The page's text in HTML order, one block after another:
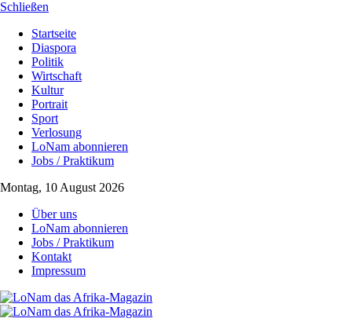
Schließen
Startseite
Diaspora
Politik
Wirtschaft
Kultur
Portrait
Sport
Verlosung
LoNam abonnieren
Jobs / Praktikum
Montag, 10 August 2026
Über uns
LoNam abonnieren
Jobs / Praktikum
Kontakt
Impressum